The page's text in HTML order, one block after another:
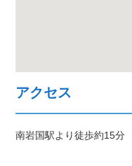
アクセス
南岩国駅より徒歩約15分